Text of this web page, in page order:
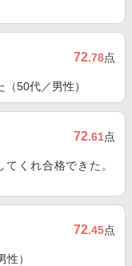
72.78点
50代／男性）
72.61点
くれ合格できた。
72.45点
）